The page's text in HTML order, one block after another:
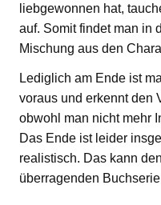
liebgewonnen hat,
auf. Somit findet man in
Mischung aus den
Lediglich am Ende ist
voraus und erkennt den
obwohl man nicht mehr
Das Ende ist leider
realistisch. Das kann
überragenden